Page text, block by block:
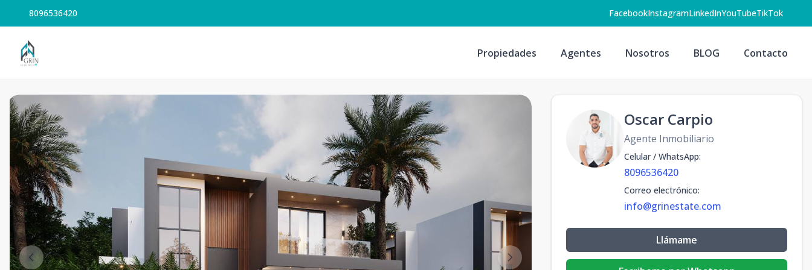
8096536420 FacebookInstagramLinkedInYouTubeTikTok
Propiedades Agentes Nosotros BLOG Contacto
Oscar Carpio
Agente Inmobiliario
Celular / WhatsApp:
8096536420
Correo electrónico:
info@grinestate.com
Llámame